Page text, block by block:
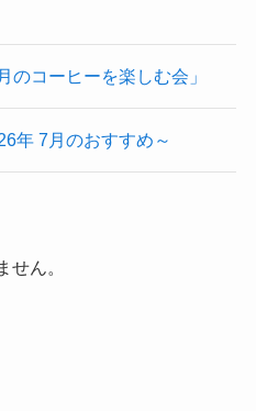
のコーヒーを楽しむ会」
年 7月のおすすめ～
せん。